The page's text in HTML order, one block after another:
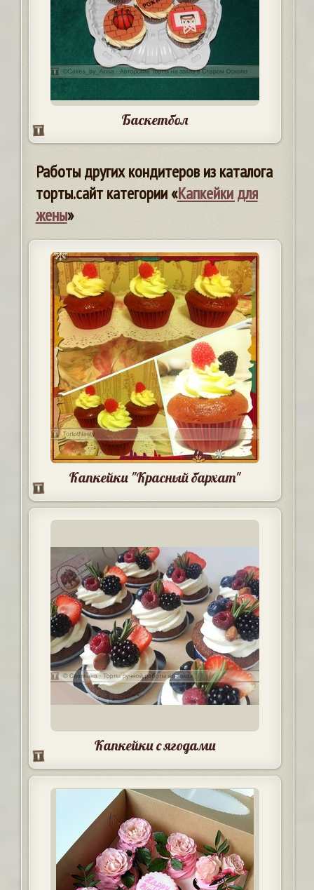
Баскетбол
Работы других кондитеров из каталога
торты.сайт категории «Капкейки для
жены»
Капкейки "Красный бархат"
Капкейки с ягодами